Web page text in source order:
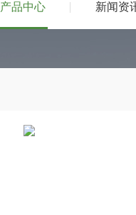
产品中心 新闻资